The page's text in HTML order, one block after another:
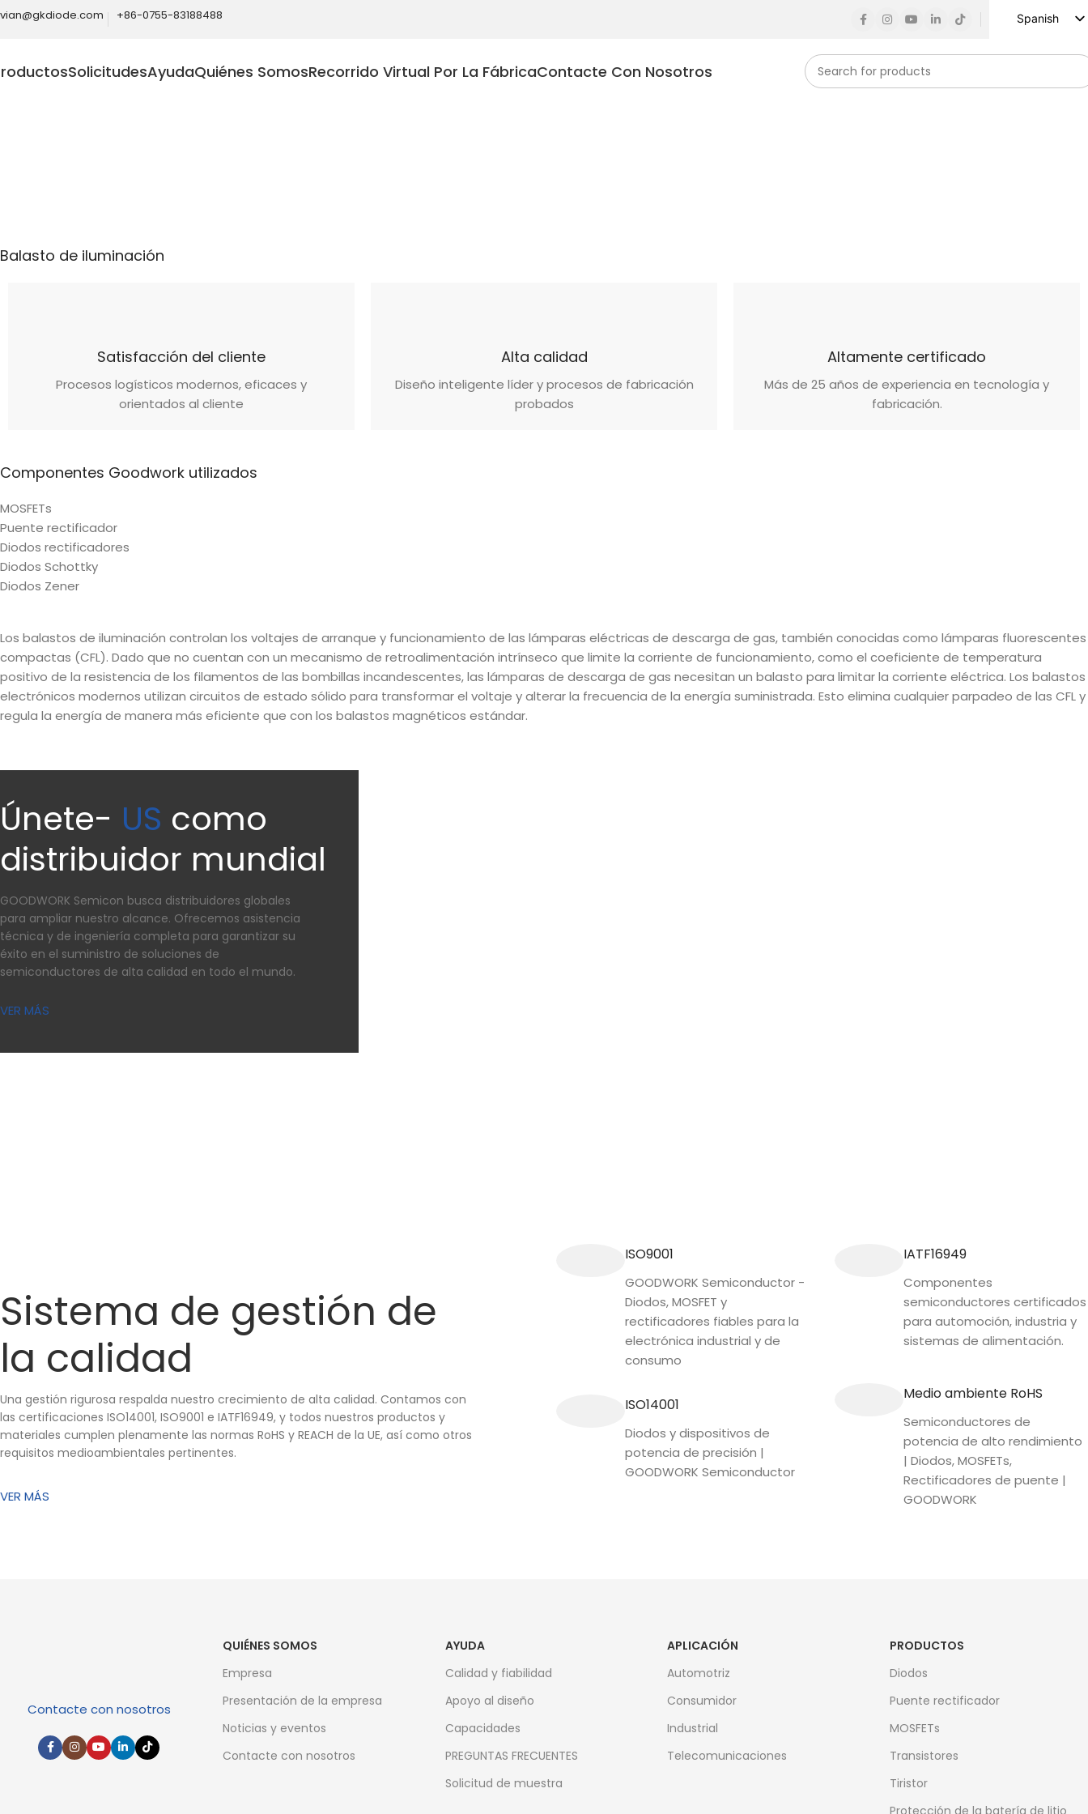
+86-0755-83188488
Spanish
SolicitudesAyudaQuiénes SomosRecorrido Virtual Por La FábricaContacte Con Nosotros
Balasto de iluminación
Satisfacción del cliente
Procesos logísticos modernos, eficaces y
orientados al cliente
Alta calidad
Diseño inteligente líder y procesos de fabricación
probados
Altamente certificado
Más de 25 años de experiencia en tecnología y
fabricación.
Componentes Goodwork utilizados
MOSFETs
Puente rectificador
Diodos rectificadores
Diodos Schottky
Diodos Zener
Los balastos de iluminación controlan los voltajes de arranque y funcionamiento de las lámparas eléctricas de descarga de gas, también conocidas como lámparas fluorescentes
compactas (CFL). Dado que no cuentan con un mecanismo de retroalimentación intrínseco que limite la corriente de funcionamiento, como el coeficiente de temperatura
positivo de la resistencia de los filamentos de las bombillas incandescentes, las lámparas de descarga de gas necesitan un balasto para limitar la corriente eléctrica. Los balastos
electrónicos modernos utilizan circuitos de estado sólido para transformar el voltaje y alterar la frecuencia de la energía suministrada. Esto elimina cualquier parpadeo de las CFL y
regula la energía de manera más eficiente que con los balastos magnéticos estándar.
Únete- US como
distribuidor mundial
GOODWORK Semicon busca distribuidores globales
para ampliar nuestro alcance. Ofrecemos asistencia
técnica y de ingeniería completa para garantizar su
éxito en el suministro de soluciones de
semiconductores de alta calidad en todo el mundo.
VER MÁS
Sistema de gestión de
la calidad
Una gestión rigurosa respalda nuestro crecimiento de alta calidad. Contamos con
las certificaciones ISO14001, ISO9001 e IATF16949, y todos nuestros productos y
materiales cumplen plenamente las normas RoHS y REACH de la UE, así como otros
requisitos medioambientales pertinentes.
VER MÁS
ISO9001
GOODWORK Semiconductor -
Diodos, MOSFET y
rectificadores fiables para la
electrónica industrial y de
consumo
ISO14001
Diodos y dispositivos de
potencia de precisión |
GOODWORK Semiconductor
IATF16949
Componentes
semiconductores certificados
para automoción, industria y
sistemas de alimentación.
Medio ambiente RoHS
Semiconductores de
potencia de alto rendimiento
| Diodos, MOSFETs,
Rectificadores de puente |
GOODWORK
Contacte con nosotros
QUIÉNES SOMOS
Empresa
Presentación de la empresa
Noticias y eventos
Contacte con nosotros
AYUDA
Calidad y fiabilidad
Apoyo al diseño
Capacidades
PREGUNTAS FRECUENTES
Solicitud de muestra
APLICACIÓN
Automotriz
Consumidor
Industrial
Telecomunicaciones
PRODUCTOS
Diodos
Puente rectificador
MOSFETs
Transistores
Tiristor
Protección de la batería de litio